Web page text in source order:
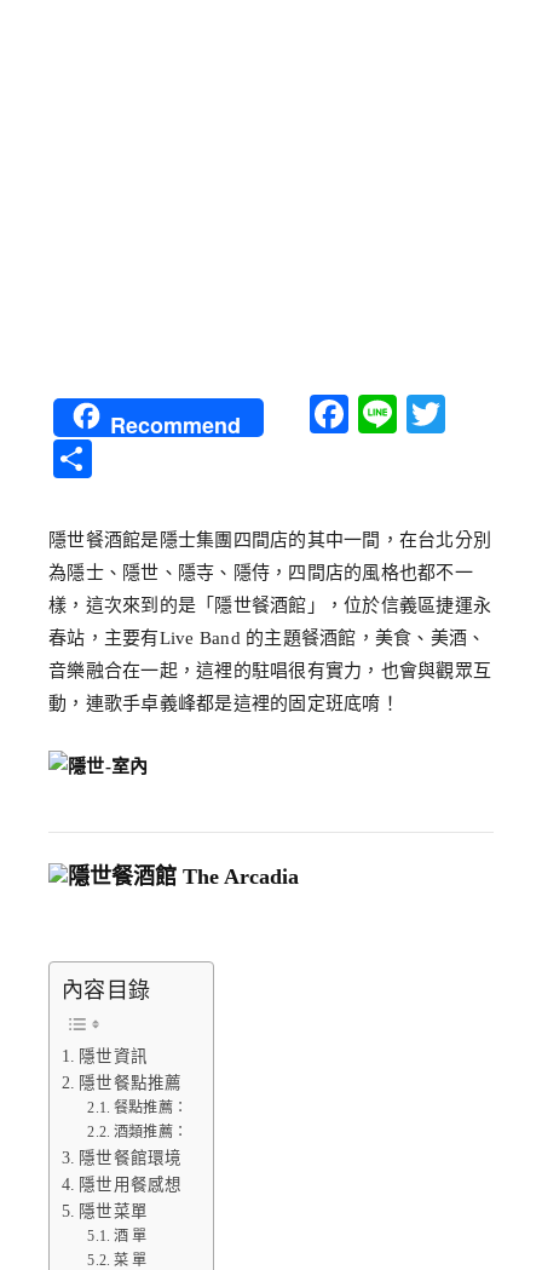
Recommend Facebook
Line
隱世餐酒館是隱士集團四間店的其中一間，在台北分別
為隱士、隱世、隱寺、隱侍，四間店的風格也都不一
樣，這次來到的是「隱世餐酒館」，位於信義區捷運永
春站，主要有Live Band 的主題餐酒館，美食、美酒、
音樂融合在一起，這裡的駐唱很有實力，也會與觀眾互
動，連歌手卓義峰都是這裡的固定班底唷！
內容目錄
隱世資訊
隱世餐點推薦
餐點推薦：
酒類推薦：
隱世餐館環境
隱世用餐感想
隱世菜單
酒 單
菜 單